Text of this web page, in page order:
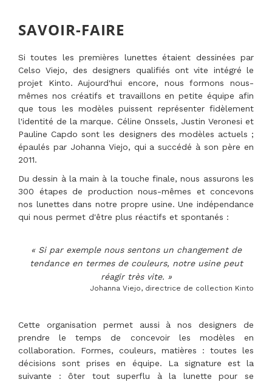
SAVOIR-FAIRE
Si toutes les premières lunettes étaient dessinées par
Celso Viejo, des designers qualifiés ont vite intégré le
projet Kinto. Aujourd'hui encore, nous formons nous-
mêmes nos créatifs et travaillons en petite équipe afin
que tous les modèles puissent représenter fidèlement
l'identité de la marque. Céline Onssels, Justin Veronesi et
Pauline Capdo sont les designers des modèles actuels ;
épaulés par Johanna Viejo, qui asuccédé à son père en
2011.
Du dessin à la main à la touche finale, nous assurons les
300 étapes de production nous-mêmes et concevons
nos lunettes dans notre propre usine. Une indépendance
qui nous permet d'être plus réactifs et spontanés :
« Si par exemple nous sentons un changement de
tendance en termes de couleurs, notre usine peut
réagir très vite. »
Johanna Viejo, directrice de collection Kinto
Cette organisation permet aussi à nos designers de
prendre le temps de concevoir les modèles en
collaboration. Formes, couleurs, matières : toutes les
décisions sont prises en équipe. La signature est la
suivante : ôter tout superflu à la lunette pour se